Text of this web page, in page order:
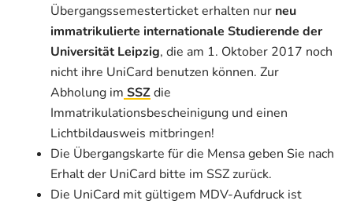
Übergangssemesterticket erhalten nur neu
immatrikulierte internationale Studierende der
Universität Leipzig, die am 1. Oktober 2017 noch
nicht ihre UniCard benutzen können. Zur
Abholung im SSZdie
Immatrikulationsbescheinigung und einen
Lichtbildausweis mitbringen!
Die Übergangskarte für die Mensa geben Sie nach
Erhalt der UniCard bitte im SSZ zurück.
Die UniCard mit gültigem MDV-Aufdruck ist